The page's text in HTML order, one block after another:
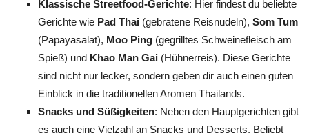
Klassische Streetfood-Gerichte: Hier findest du beliebte
Gerichte wie Pad Thai (gebratene Reisnudeln), Som Tum
(Papayasalat), Moo Ping (gegrilltes Schweinefleisch am
Spieß) und Khao Man Gai (Hühnerreis). Diese Gerichte
sind nicht nur lecker, sondern geben dir auch einen guten
Einblick in die traditionellen Aromen Thailands.
Snacks und Süßigkeiten: Neben den Hauptgerichten gibt
es auch eine Vielzahl an Snacks und Desserts. Beliebt